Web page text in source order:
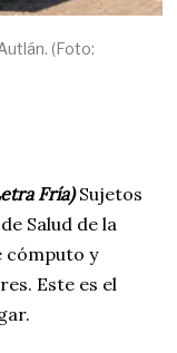
(Foto:
Fría)Sujetos
Salud de la
cómputo y
Este es el